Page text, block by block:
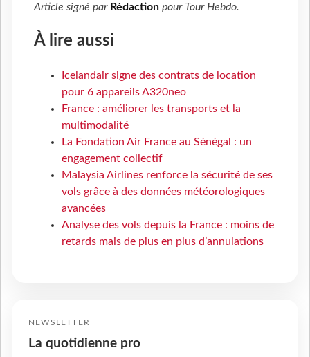
Article signé par Rédaction pour Tour Hebdo.
À lire aussi
Icelandair signe des contrats de location
pour 6 appareils A320neo
France : améliorer les transports et la
multimodalité
La Fondation Air France au Sénégal : un
engagement collectif
Malaysia Airlines renforce la sécurité de ses
vols grâce à des données météorologiques
avancées
Analyse des vols depuis la France : moins de
retards mais de plus en plus d’annulations
NEWSLETTER
La quotidienne pro